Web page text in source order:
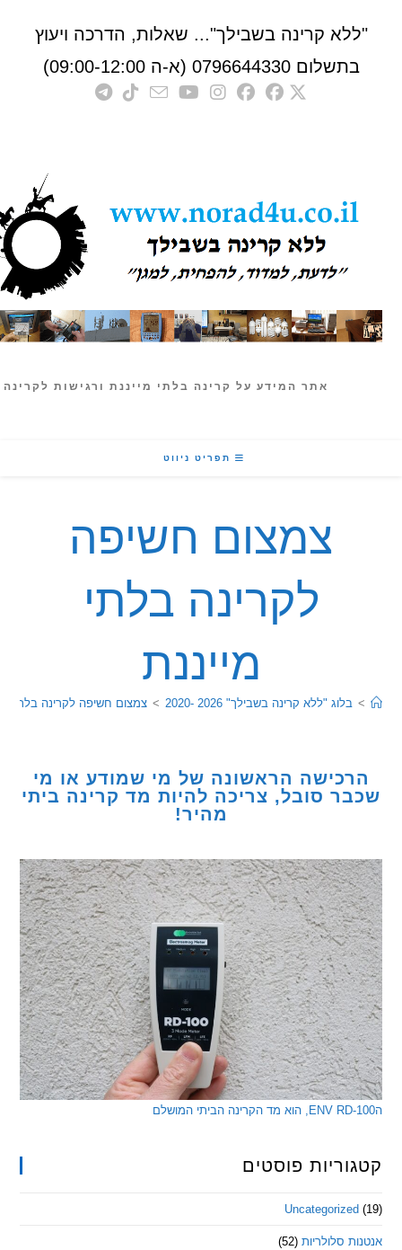
קרינה בשבילך"... שאלות, הדרכה ויעוץ
0796644330 (א-ה 09:00-12:00)
אתר המידע על קרינה בלתי מייננת ורגישות לקרינה
תפריט ניווט
צמצום חשיפה
לקרינה בלתי
מייננת
בלוג "ללא קרינה בשבילך" 2026 -2020 > צמצום חשיפה לקרינה בלתי מייננת
הראשונה של מי שמודע או מי
סובל, צריכה להיות מד קרינה ביתי
מהיר!
פוסטים
סלולריות (52)